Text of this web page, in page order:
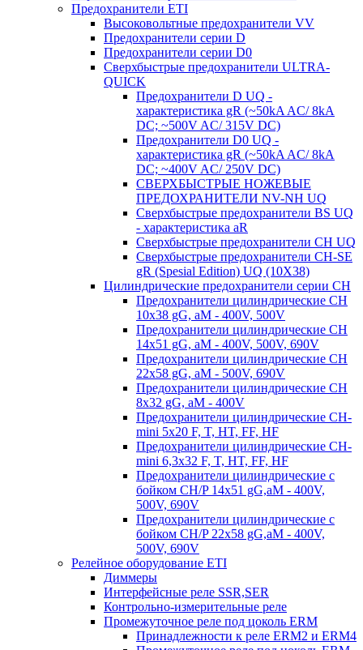
Предохранители ETI
Высоковольтные предохранители VV
Предохранители серии D
Предохранители серии D0
Сверхбыстрые предохранители ULTRA-
QUICK
Предохранители D UQ -
характеристика gR (~50kA AC/ 8kA
DC; ~500V AC/ 315V DC)
Предохранители D0 UQ -
характеристика gR (~50kA AC/ 8kA
DC; ~400V AC/ 250V DC)
СВЕРХБЫСТРЫЕ НОЖЕВЫЕ
ПРЕДОХРАНИТЕЛИ NV-NH UQ
Сверхбыстрые предохранители BS UQ
- характеристика aR
Сверхбыстрые предохранители CH UQ
Сверхбыстрые предохранители CH-SE
gR (Spesial Edition) UQ (10X38)
Цилиндрические предохранители серии CH
Предохранители цилиндрические CH
10x38 gG, aM - 400V, 500V
Предохранители цилиндрические CH
14x51 gG, aM - 400V, 500V, 690V
Предохранители цилиндрические CH
22x58 gG, aM - 500V, 690V
Предохранители цилиндрические CH
8x32 gG, aM - 400V
Предохранители цилиндрические CH-
mini 5x20 F, T, HT, FF, HF
Предохранители цилиндрические CH-
mini 6,3x32 F, T, HT, FF, HF
Предохранители цилиндрические с
бойком CH/P 14x51 gG,aM - 400V,
500V, 690V
Предохранители цилиндрические с
бойком CH/P 22x58 gG,aM - 400V,
500V, 690V
Релейное оборудование ETI
Диммеры
Интерфейсные реле SSR,SER
Контрольно-измерительные реле
Промежуточное реле под цоколь ERM
Принадлежности к реле ERM2 и ERM4